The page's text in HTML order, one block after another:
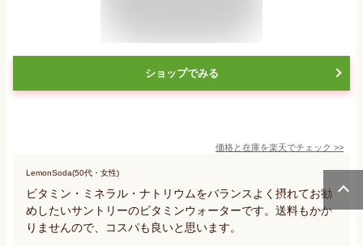
ショップでみる
価格と在庫を楽天でチェック >>
LemonSoda(50代・女性)
ビタミン・ミネラル・ナトリウムをバランスよく摂れてお勧
めしたいサントリーのビタミンウォーターです。送料もかか
りませんので、コスパも良いと思います。